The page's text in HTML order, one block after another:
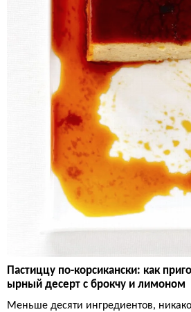
Пастиццу по-корсикански: как
ырный десерт с брокчу и лимоном
Меньше десяти ингредиентов,